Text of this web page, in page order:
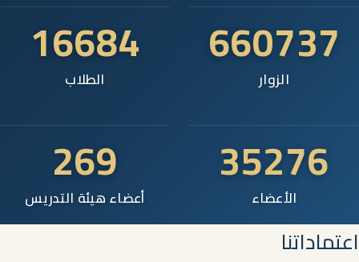
660737
الزوار
16684
الطلاب
35276
الأعضاء
269
أعضاء هيئة التدريس
اعتماداتنا